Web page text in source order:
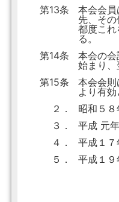
第13条
本会会
先、そ
都度こ
る。
第14条
本会の
始まり、
第15条
本会会
より有効
２．
昭和５
３．
平成 元
４．
平成１
５．
平成１